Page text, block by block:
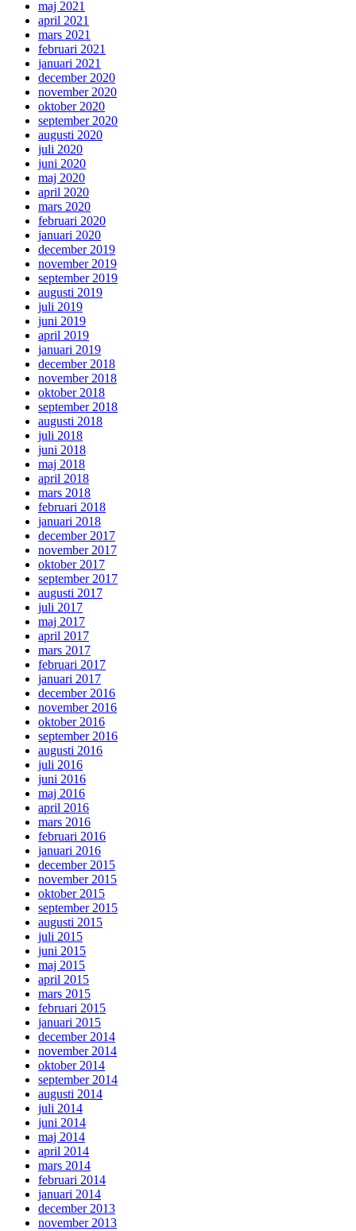
maj 2021
april 2021
mars 2021
februari 2021
januari 2021
december 2020
november 2020
oktober 2020
september 2020
augusti 2020
juli 2020
juni 2020
maj 2020
april 2020
mars 2020
februari 2020
januari 2020
december 2019
november 2019
september 2019
augusti 2019
juli 2019
juni 2019
april 2019
januari 2019
december 2018
november 2018
oktober 2018
september 2018
augusti 2018
juli 2018
juni 2018
maj 2018
april 2018
mars 2018
februari 2018
januari 2018
december 2017
november 2017
oktober 2017
september 2017
augusti 2017
juli 2017
maj 2017
april 2017
mars 2017
februari 2017
januari 2017
december 2016
november 2016
oktober 2016
september 2016
augusti 2016
juli 2016
juni 2016
maj 2016
april 2016
mars 2016
februari 2016
januari 2016
december 2015
november 2015
oktober 2015
september 2015
augusti 2015
juli 2015
juni 2015
maj 2015
april 2015
mars 2015
februari 2015
januari 2015
december 2014
november 2014
oktober 2014
september 2014
augusti 2014
juli 2014
juni 2014
maj 2014
april 2014
mars 2014
februari 2014
januari 2014
december 2013
november 2013